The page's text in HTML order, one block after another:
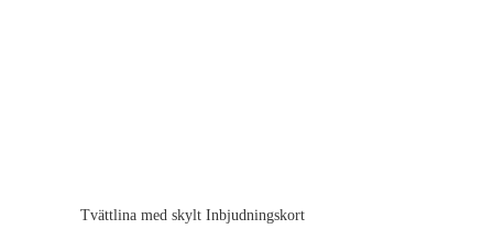
Tvättlina med skylt Inbjudningskort